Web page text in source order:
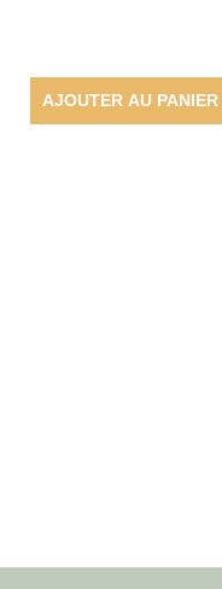
AJOUTER AU PANIER